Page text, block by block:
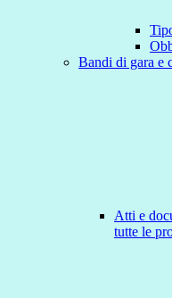
Bandi di gara e
Atti e
tutte le